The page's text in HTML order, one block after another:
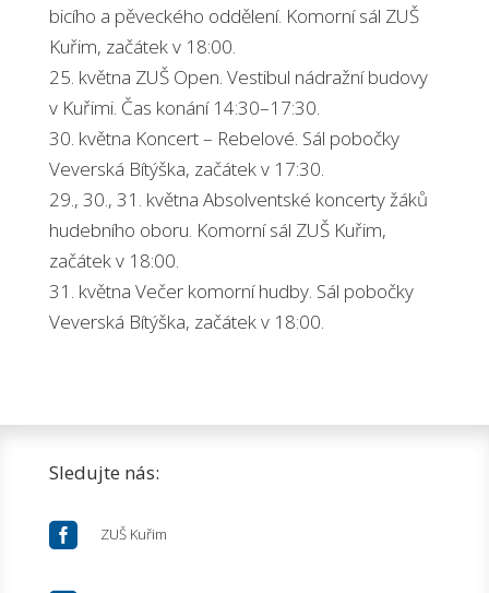
bicího a pěveckého oddělení. Komorní sál ZUŠ
Kuřim, začátek v 18:00.
25. května ZUŠ Open. Vestibul nádražní budovy
v Kuřimi. Čas konání 14:30–17:30.
30. května Koncert – Rebelové. Sál pobočky
Veverská Bítýška, začátek v 17:30.
29., 30., 31. května Absolventské koncerty žáků
hudebního oboru. Komorní sál ZUŠ Kuřim,
začátek v 18:00.
31. května Večer komorní hudby. Sál pobočky
Veverská Bítýška, začátek v 18:00.
Sledujte nás:
 ZUŠ Kuřim